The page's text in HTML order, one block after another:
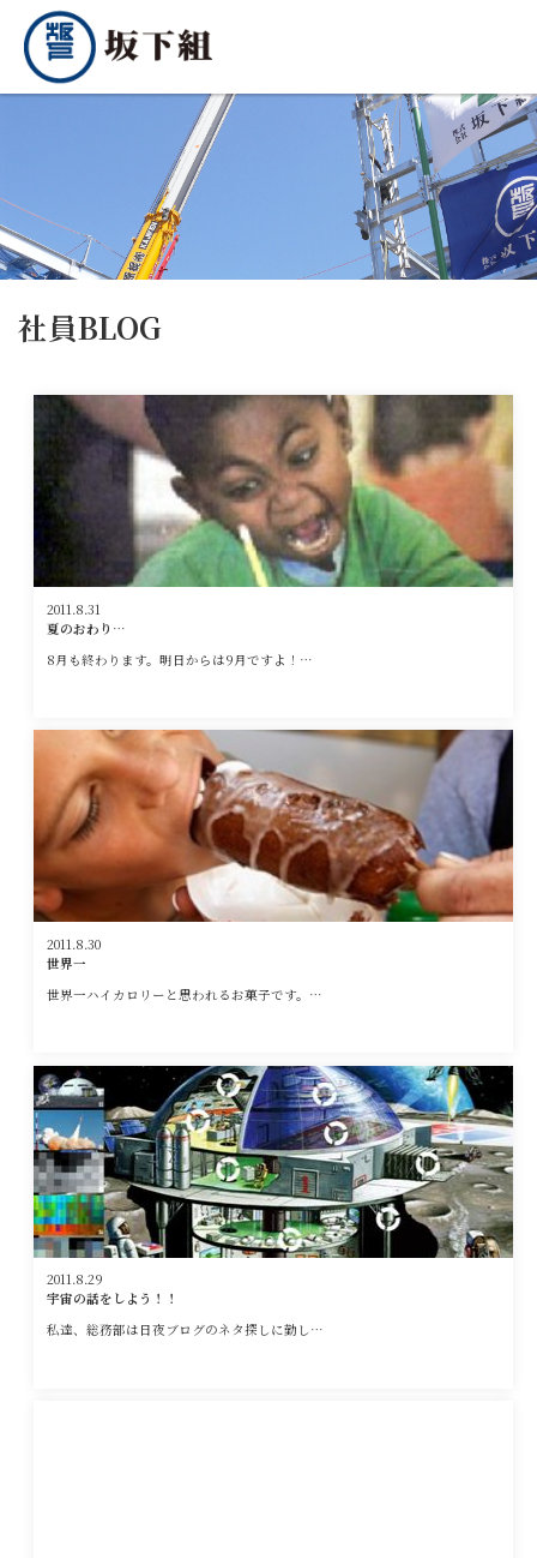
社員BLOG
2011.8.31
夏のおわり…
8月も終わります。明日からは9月ですよ！…
2011.8.30
世界一
世界一ハイカロリーと思われるお菓子です。…
2011.8.29
宇宙の話をしよう！！
私達、総務部は日夜ブログのネタ探しに勤し…